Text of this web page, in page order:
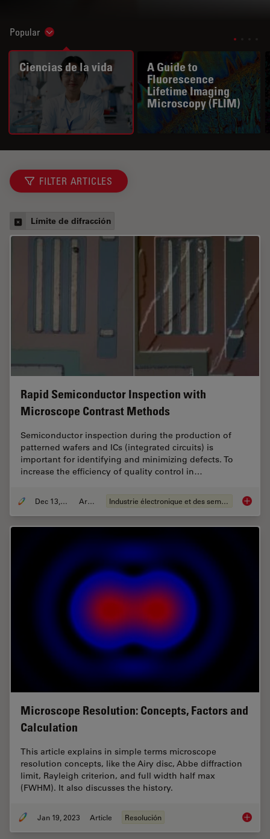
Popular Show subnavigation
Ciencias de la vida
A Guide to
Fluorescence
Lifetime Imaging
Microscopy (FLIM)
FILTER ARTICLES
Límite de difracción
Rapid Semiconductor Inspection with
Microscope Contrast Methods
Semiconductor inspection during the production of
patterned wafers and ICs (integrated circuits) is
important for identifying and minimizing defects. To
increase the efficiency of quality control in…
Dec 13, 2023 Article Industrie électronique et des semi-conducteurs Rapid
Microscope Resolution: Concepts, Factors and
Calculation
This article explains in simple terms microscope
resolution concepts, like the Airy disc, Abbe diffraction
limit, Rayleigh criterion, and full width half max
(FWHM). It also discusses the history.
Jan 19, 2023 Article Resolución